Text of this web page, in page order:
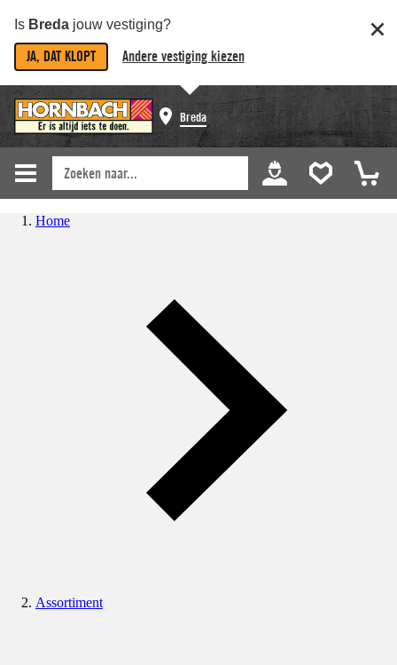
Is Breda jouw vestiging?
JA, DAT KLOPT Andere vestiging kiezen
Breda
Home
Assortiment